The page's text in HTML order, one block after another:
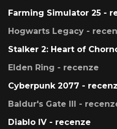
Farming Simulator 25 -
Hogwarts Legacy -
Stalker 2: Heart of
Elden Ring - recenze
Cyberpunk 2077 -
Baldur's Gate III -
Diablo IV - recenze